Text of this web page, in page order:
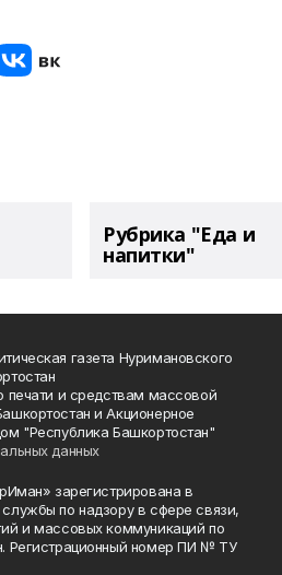
Рубрика "Еда и
напитки"
газета Нуримановского
печати и средствам массовой
и Акционерное
"Республика Башкортостан"
данных
зарегистрирована в
по надзору в сфере связи,
и массовых коммуникаций по
Регистрационный номер ПИ № ТУ